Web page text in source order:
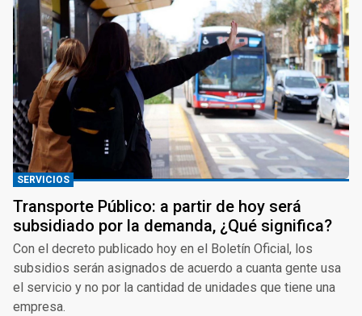
SERVICIOS
Transporte Público: a partir de hoy será
subsidiado por la demanda, ¿Qué significa?
Con el decreto publicado hoy en el Boletín Oficial, los
subsidios serán asignados de acuerdo a cuanta gente usa
el servicio y no por la cantidad de unidades que tiene una
empresa.